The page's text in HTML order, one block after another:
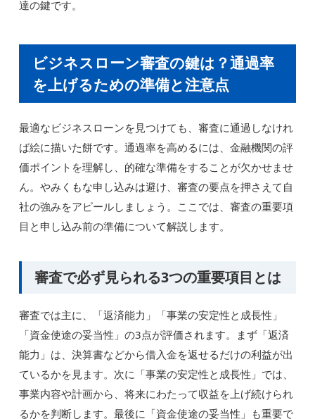
達の鍵です。
ビジネスローン審査の鍵は？通過率
を上げるための準備と注意点
最適なビジネスローンを見つけても、審査に通過しなけれ
ば絵に描いた餅です。通過率を高めるには、金融機関の評
価ポイントを理解し、的確な準備をすることが欠かせませ
ん。やみくもな申し込みは避け、審査の要点を押さえて自
社の強みをアピールしましょう。ここでは、審査の重要項
目と申し込み前の準備について解説します。
審査で必ず見られる3つの重要項目とは
審査では主に、「返済能力」「事業の安定性と成長性」
「資金使途の妥当性」の3点が評価されます。まず「返済
能力」は、決算書などから借入金を返せるだけの利益が出
ているかを見ます。次に「事業の安定性と成長性」では、
事業内容や計画から、将来にわたって収益を上げ続けられ
るかを判断します。最後に「資金使途の妥当性」も重要で